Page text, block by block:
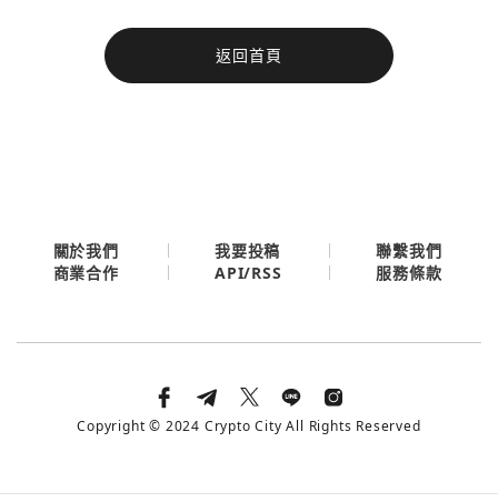
返回首頁
今日熱門
今日熱門
關於我們 我要投稿
聯繫我們
商業合作
API/RSS 服務條款
Copyright © 2024 Crypto City All Rights Reserved